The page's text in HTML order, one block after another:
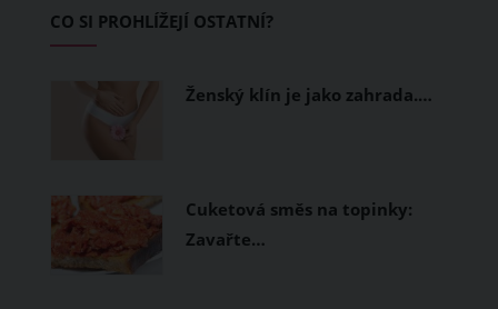
CO SI PROHLÍŽEJÍ OSTATNÍ?
Ženský klín je jako zahrada.…
Cuketová směs na topinky:
Zavařte…